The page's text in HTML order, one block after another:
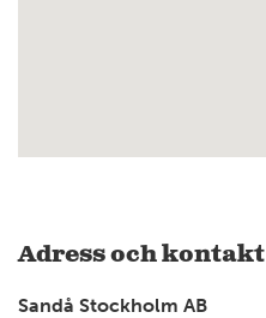
Adress och kontakt
Sandå Stockholm AB